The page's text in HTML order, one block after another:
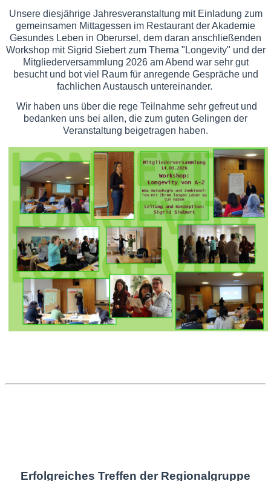
Unsere diesjährige Jahresveranstaltung mit Einladung zum
gemeinsamen Mittagessen im Restaurant der Akademie
Gesundes Leben in Oberursel, dem daran anschließenden
Workshop mit Sigrid Siebert zum Thema "Longevity" und der
Mitgliederversammlung 2026 am Abend war sehr gut
besucht und bot viel Raum für anregende Gespräche und
fachlichen Austausch untereinander.
Wir haben uns über die rege Teilnahme sehr gefreut und
bedanken uns bei allen, die zum guten Gelingen der
Veranstaltung beigetragen haben.
Erfolgreiches Treffen der Regionalgruppe